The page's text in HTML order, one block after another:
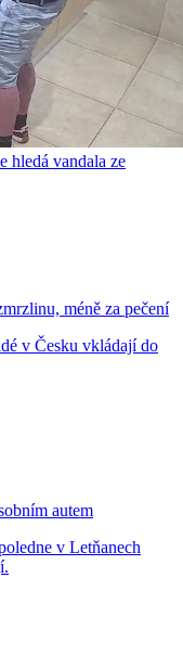
hledá vandala ze
méně za pečení
v Česku vkládají do
autem
v Letňanech